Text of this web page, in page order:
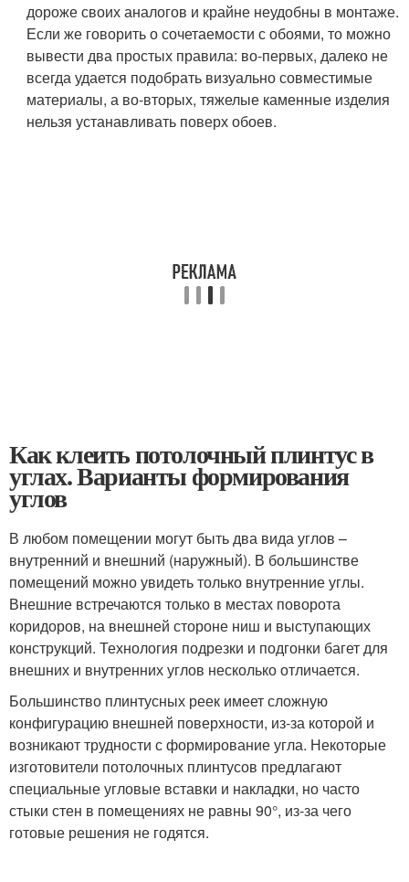
дороже своих аналогов и крайне неудобны в монтаже.
Если же говорить о сочетаемости с обоями, то можно
вывести два простых правила: во-первых, далеко не
всегда удается подобрать визуально совместимые
материалы, а во-вторых, тяжелые каменные изделия
нельзя устанавливать поверх обоев.
Как клеить потолочный плинтус в
углах. Варианты формирования
углов
В любом помещении могут быть два вида углов –
внутренний и внешний (наружный). В большинстве
помещений можно увидеть только внутренние углы.
Внешние встречаются только в местах поворота
коридоров, на внешней стороне ниш и выступающих
конструкций. Технология подрезки и подгонки багет для
внешних и внутренних углов несколько отличается.
Большинство плинтусных реек имеет сложную
конфигурацию внешней поверхности, из-за которой и
возникают трудности с формирование угла. Некоторые
изготовители потолочных плинтусов предлагают
специальные угловые вставки и накладки, но часто
стыки стен в помещениях не равны 90°, из-за чего
готовые решения не годятся.